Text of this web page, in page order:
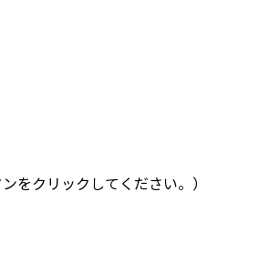
をクリックしてください。）